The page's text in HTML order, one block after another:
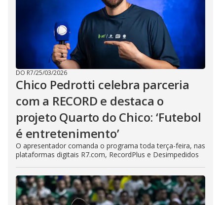
DO R7/25/03/2026
Chico Pedrotti celebra parceria
com a RECORD e destaca o
projeto Quarto do Chico: ‘Futebol
é entretenimento’
O apresentador comanda o programa toda terça-feira, nas
plataformas digitais R7.com, RecordPlus e Desimpedidos